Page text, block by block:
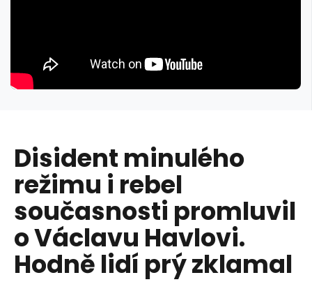
Disident minulého
režimu i rebel
současnosti promluvil
o Václavu Havlovi.
Hodně lidí prý zklamal